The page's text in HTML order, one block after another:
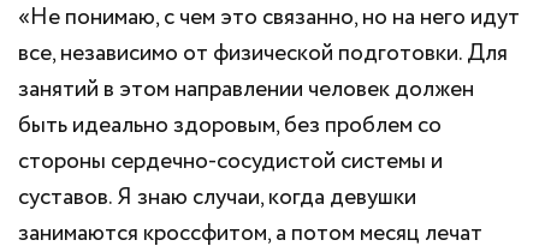
«Не понимаю, с чем это связанно, но на него идут
все, независимо от физической подготовки. Для
занятий в этом направлении человек должен
быть идеально здоровым, без проблем со
стороны сердечно-сосудистой системы и
суставов. Я знаю случаи, когда девушки
занимаются кросcфитом, а потом месяц лечат